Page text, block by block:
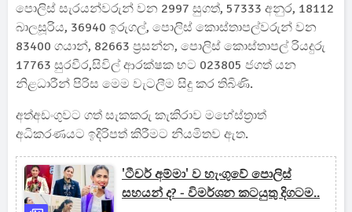
පොලිස් සැරයන්වරුන් වන 2997 සුගත්, 57333 අනුර, 18112
බාලසූරිය, 36940 ඉරුගල්, පොලිස් කොස්තාපල්වරුන් වන
83400 ගයාන්, 82663 ප්‍රසන්න, පොලිස් කොස්තාපල් රියදුරු
17763 සුරවීර,සිවිල් ආරක්ෂක භට 023805 ජගත් යන
නිළධාරීන් පිරිස මෙම වැටලීම සිදු කර තිබිණි.
අත්අඩංගුවට ගත් සැකකරු කැකිරාව මහේස්ත්‍රාත්
අධිකරණයට ඉදිරිපත් කිරීමට නියමිතව ඇත.
'ටීචර් අම්මා' ව හැංගුවේ පොලිස්
සහයන් ද? - විමර්ශන කටයුතු දිගටම..